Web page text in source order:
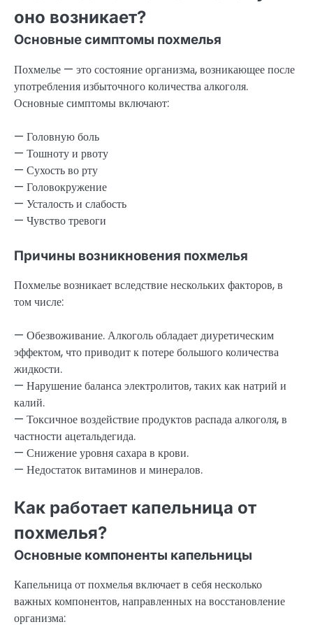
оно возникает?
Основные симптомы похмелья
Похмелье — это состояние организма, возникающее после
употребления избыточного количества алкоголя.
Основные симптомы включают:
— Головную боль
— Тошноту и рвоту
— Сухость во рту
— Головокружение
— Усталость и слабость
— Чувство тревоги
Причины возникновения похмелья
Похмелье возникает вследствие нескольких факторов, в
том числе:
— Обезвоживание. Алкоголь обладает диуретическим
эффектом, что приводит к потере большого количества
жидкости.
— Нарушение баланса электролитов, таких как натрий и
калий.
— Токсичное воздействие продуктов распада алкоголя, в
частности ацетальдегида.
— Снижение уровня сахара в крови.
— Недостаток витаминов и минералов.
Как работает капельница от
похмелья?
Основные компоненты капельницы
Капельница от похмелья включает в себя несколько
важных компонентов, направленных на восстановление
организма: